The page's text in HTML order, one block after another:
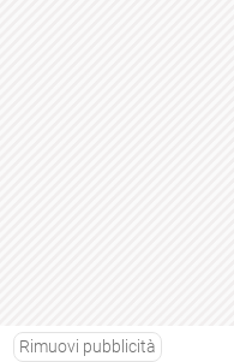
Rimuovi pubblicità